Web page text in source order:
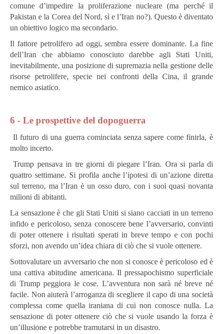
comune d’impedire la proliferazione nucleare (ma perché il
Pakistan e la Corea del Nord, sì e l’Iran no?). Questo è diventato
un obiettivo logico ma secondario.
Il fattore petrolifero ad oggi, sembra essere dominante. La fine
dell’Iran che abbiamo conosciuto darebbe agli Stati Uniti,
inevitabilmente, una posizione di supremazia nella gestione delle
risorse petrolifere, specie nei confronti della Cina, il grande
nemico asiatico.
6 - Le prospettive del dopoguerra
Il futuro di una guerra cominciata senza sapere come finirla, è
molto incerto.
Trump pensava in tre giorni di piegare l’Iran. Ora si parla di
quattro settimane. Si profila anche l’ipotesi di un’azione diretta
sul terreno, ma l’Iran è un osso duro, con i suoi quasi novanta
milioni di abitanti.
La sensazione è che gli Stati Uniti si siano cacciati in un terreno
infido e pericoloso, senza conoscere bene l’avversario, convinti
di poter ottenere i risultati sperati in breve tempo e con pochi
sforzi, non avendo un’idea chiara di ciò che si vuole ottenere.
Sottovalutare un avversario che non si conosce è pericoloso ed è
una cattiva abitudine americana. Il pressapochismo superficiale
di Trump peggiora le cose. L’avventura non sarà né breve né
facile. Non aiuterà l’arroganza di scegliere il capo di una società
complessa come quella iraniana di cui non conosce nulla. La
sensazione di poter ottenere ciò che si vuole usando la forza è
un’illusione e potrebbe tramutarsi in un disastro.